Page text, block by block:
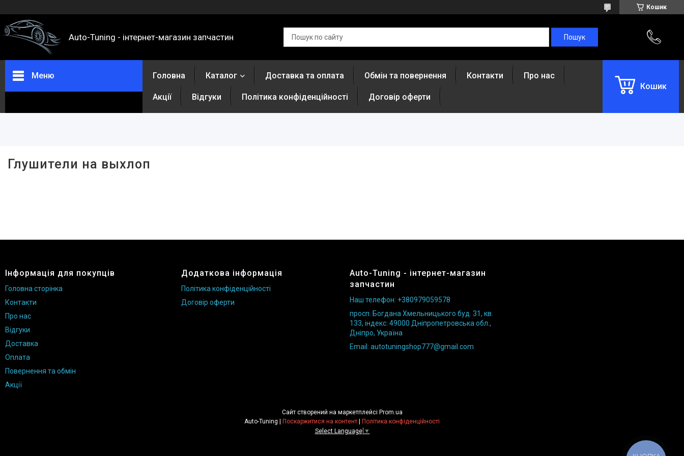
Кошик
Auto-Tuning - інтернет-магазин запчастин
Меню
Відгуки
Акції
Політика конфіденційності
Договір оферти
Головна Каталог Доставка та оплата Обмін та повернення Контакти Про нас
Акції Відгуки Політика конфіденційності Договір оферти
Кошик
Глушители на выхлоп
Інформація для покупців
Головна сторінка
Контакти
Про нас
Відгуки
Доставка
Оплата
Повернення та обмін
Акції
Додаткова інформація
Політика конфіденційності
Договір оферти
Auto-Tuning - інтернет-магазин
запчастин
Наш телефон: +380979059578
просп. Богдана Хмельницького буд. 31, кв.
133, індекс: 49000 Дніпропетровська обл.,
Дніпро, Україна
Email: autotuningshop777@gmail.com
Сайт створений на маркетплейсі Prom.ua
Поскаржитися на контент
Політика конфіденційності
Select Language ▼